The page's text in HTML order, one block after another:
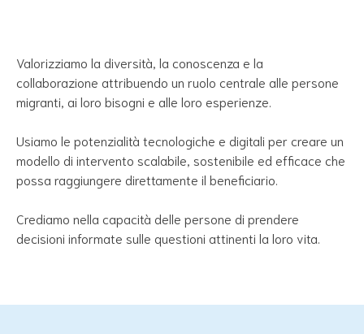
Valorizziamo la diversità, la conoscenza e la
collaborazione attribuendo un ruolo centrale alle persone
migranti, ai loro bisogni e alle loro esperienze.
Usiamo le potenzialità tecnologiche e digitali per creare un
modello di intervento scalabile, sostenibile ed efficace che
possa raggiungere direttamente il beneficiario.
Crediamo nella capacità delle persone di prendere
decisioni informate sulle questioni attinenti la loro vita.